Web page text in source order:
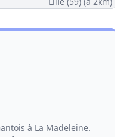
à La Madeleine.